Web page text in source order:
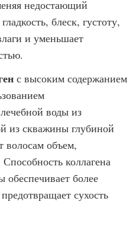
недостающий
блеск, густоту,
и уменьшает
с высоким содержанием
воды из
из скважины глубиной
волосам объем,
коллагена
обеспечивает более
сухость